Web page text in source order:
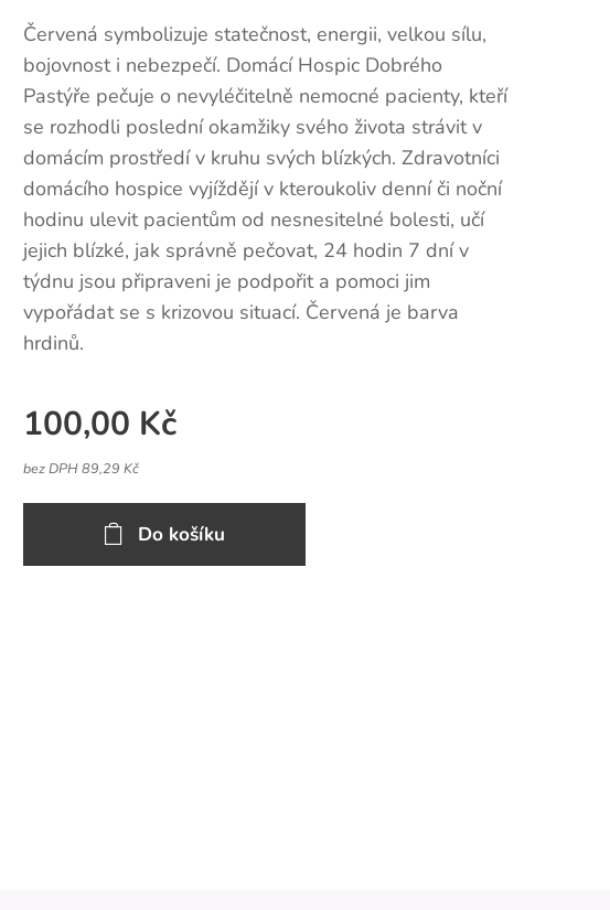
Červená symbolizuje statečnost, energii, velkou sílu,
bojovnost i nebezpečí. Domácí Hospic Dobrého
Pastýře pečuje o nevyléčitelně nemocné pacienty, kteří
se rozhodli poslední okamžiky svého života strávit v
domácím prostředí v kruhu svých blízkých. Zdravotníci
domácího hospice vyjíždějí v kteroukoliv denní či noční
hodinu ulevit pacientům od nesnesitelné bolesti, učí
jejich blízké, jak správně pečovat, 24 hodin 7 dní v
týdnu jsou připraveni je podpořit a pomoci jim
vypořádat se s krizovou situací. Červená je barva
hrdinů.
100,00 Kč
bez DPH 89,29 Kč
Do košíku